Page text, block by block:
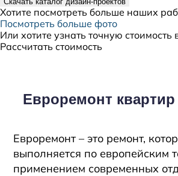
Хотите посмотреть больше наших
Посмотреть больше фото
Или хотите узнать точную стоимость
Рассчитать стоимость
Евроремонт
Евроремонт – это ремонт,
выполняется по европейским
применением современных